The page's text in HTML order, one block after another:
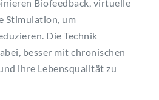
Biofeedback, virtuelle
Stimulation, um
Die Technik
besser mit chronischen
ihre Lebensqualität zu